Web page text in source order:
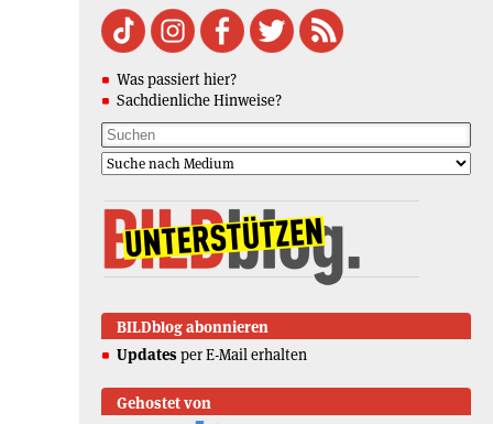
Was passiert hier?
Sachdienliche Hinweise?
BILDblog abonnieren
Updates per E-Mail erhalten
Gehostet von